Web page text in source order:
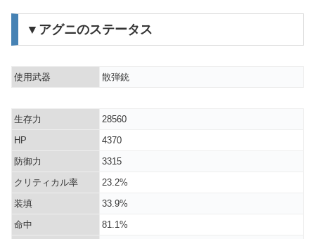
▼アグニのステータス
使用武器 散弾銃
生存力
28560
HP
4370
防御力
3315
クリティカル率
23.2%
装填
33.9%
命中
81.1%